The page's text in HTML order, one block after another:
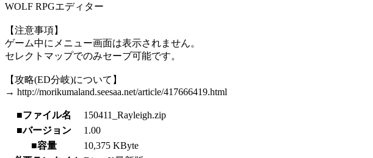
WOLF RPGエディター
【注意事項】
ゲーム中にメニュー画面は表示されません。
セレクトマップでのみセーブ可能です。
【攻略(ED分岐)について】
→ http://morikumaland.seesaa.net/article/417666419.html
■ファイル名
150411_Rayleigh.zip
■バージョン
1.00
■容量
10,375 KByte